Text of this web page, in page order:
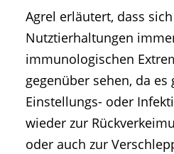
Agrel erläutert, dass
Nutztierhaltungen
immunologischen
gegenüber sehen, da es
Einstellungs- oder
wieder zur
oder auch zur